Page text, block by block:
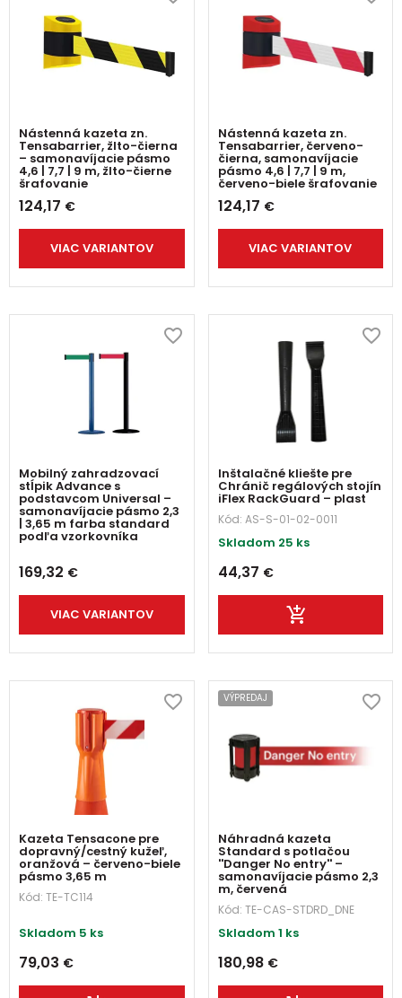
Nástenná kazeta zn.
Tensabarrier, žlto-čierna
– samonavíjacie pásmo
4,6 | 7,7 | 9 m, žlto-čierne
šrafovanie
124,17 €
VIAC VARIANTOV
Nástenná kazeta zn.
Tensabarrier, červeno-
čierna, samonavíjacie
pásmo 4,6 | 7,7 | 9 m,
červeno-biele šrafovanie
124,17 €
VIAC VARIANTOV
Mobilný zahradzovací
stĺpik Advance s
podstavcom Universal –
samonavíjacie pásmo 2,3
| 3,65 m farba standard
podľa vzorkovníka
169,32 €
VIAC VARIANTOV
Inštalačné kliešte pre
Chránič regálových stojín
iFlex RackGuard – plast
Kód: AS-S-01-02-0011
Skladom 25 ks
44,37 €
Kazeta Tensacone pre
dopravný/cestný kužeľ,
oranžová – červeno-biele
pásmo 3,65 m
Kód: TE-TC114
Skladom 5 ks
79,03 €
VÝPREDAJ
Náhradná kazeta
Standard s potlačou
''Danger No entry'' –
samonavíjacie pásmo 2,3
m, červená
Kód: TE-CAS-STDRD_DNE
Skladom 1 ks
180,98 €